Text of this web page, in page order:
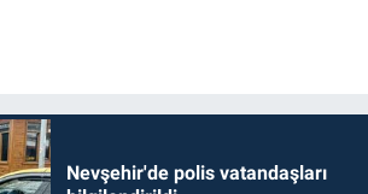
Nevşehir'de polis vatandaşları